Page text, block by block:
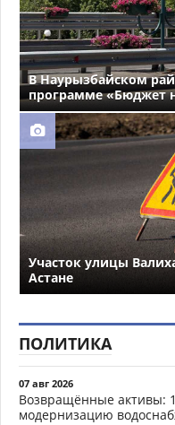
В Наурызбайском
программе «Бюджет
Участок улицы
Астане
ПОЛИТИКА
07 авг 2026
Возвращённые активы:
модернизацию